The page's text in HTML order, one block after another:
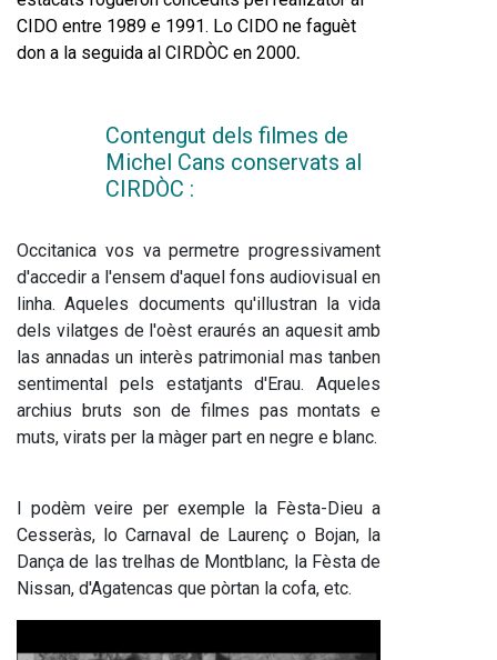
CIDO entre 1989 e 1991. Lo CIDO ne faguèt
don a la seguida al CIRDÒC en 2000.
Contengut dels filmes de
Michel Cans conservats al
CIRDÒC :
Occitanica vos va permetre progressivament
d'accedir a l'ensem d'aquel fons audiovisual en
linha. Aqueles documents qu'illustran la vida
dels vilatges de l'oèst eraurés an aquesit amb
las annadas un interès patrimonial mas tanben
sentimental pels estatjants d'Erau. Aqueles
archius bruts son de filmes pas montats e
muts, virats per la màger part en negre e blanc.
I podèm veire per exemple la Fèsta-Dieu a
Cesseràs, lo Carnaval de Laurenç o Bojan, la
Dança de las trelhas de Montblanc, la Fèsta de
Nissan, d'Agatencas que pòrtan la cofa, etc.